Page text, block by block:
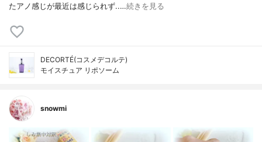
たアノ感じが最近は感じられず..…続きを見る
DECORTÉ(コスメデコルテ)
モイスチュア リポソーム
snowmi